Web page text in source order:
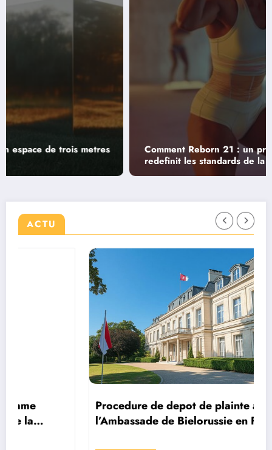
Comment Reborn 21 : un programme innovant
redefinit les standards de la formation
ACTU
Procedure de depot de plainte a
l’Ambassade de Bielorussie en France :